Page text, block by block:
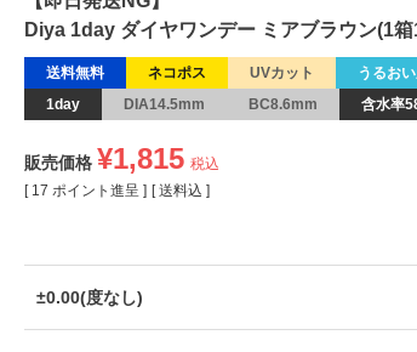
Diya 1day ダイヤワンデー ミアブラウン(1
送料無料 ネコポス UVカット
うるお
1day
DIA14.5mm BC8.6mm 含水率
販売価格 ¥1,815 税込
[ 17 ポイント進呈 ] 送料込
±0.00(度なし)